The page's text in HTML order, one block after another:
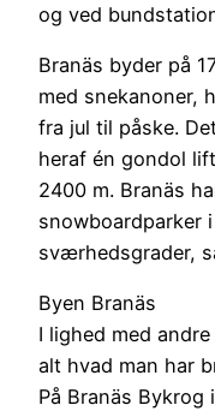
og ved
Branäs byder på
med snekanoner,
fra jul til påske.
heraf én gondol
2400 m. Branäs
snowboardparker
sværhedsgrader,
Byen Branäs
I lighed med
alt hvad man har
På Branäs